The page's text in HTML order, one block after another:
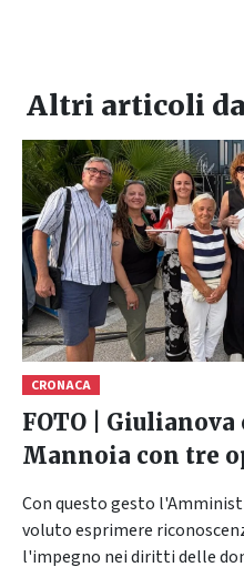
Altri articoli da
CRONACA
FOTO |
Mannoia con tre
Con questo gesto
voluto esprimere
l'impegno nei diritti delle